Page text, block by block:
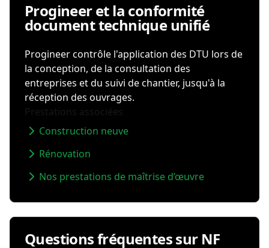
Progineer et la conformité
document technique unifié
Progineer contrôle l'application des DTU lors de
la conception, de la consultation des
entreprises et du suivi de chantier, jusqu'à la
réception des ouvrages.
Construction neuve
Rénovation
Nos prestations de maîtrise d’œuvre
Questions fréquentes sur NF